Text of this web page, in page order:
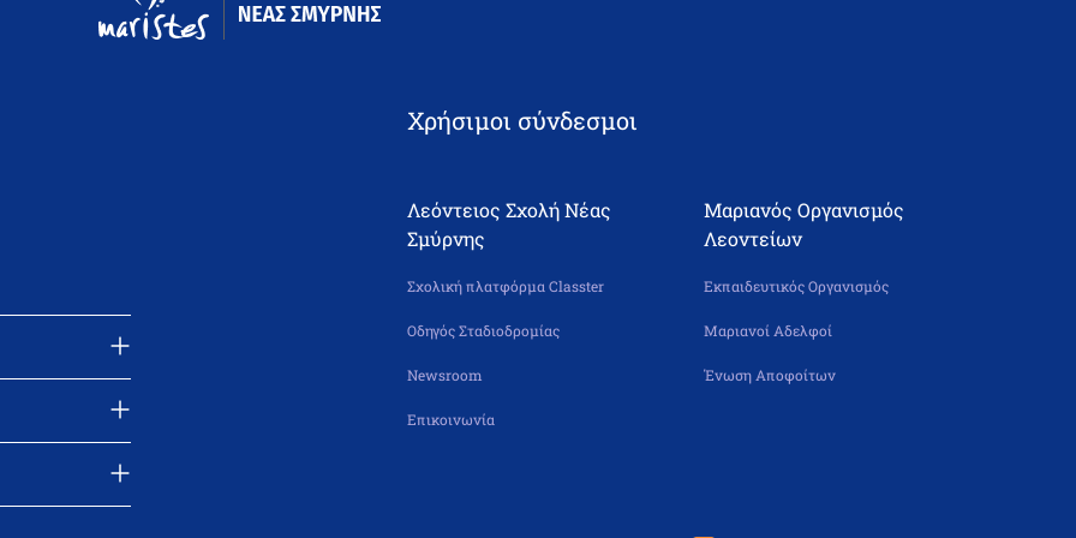
Χρήσιμοι σύνδεσμοι
Λεόντειος Σχολή Νέας
Σμύρνης
Σχολική πλατφόρμα Classter
Οδηγός Σταδιοδρομίας
Newsroom
Επικοινωνία
Μαριανός Οργανισμός
Λεοντείων
Εκπαιδευτικός Οργανισμός
Μαριανοί Αδελφοί
Ένωση Αποφοίτων